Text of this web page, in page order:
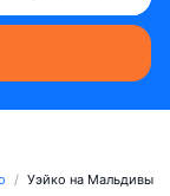
Уэйко на Мальдивы